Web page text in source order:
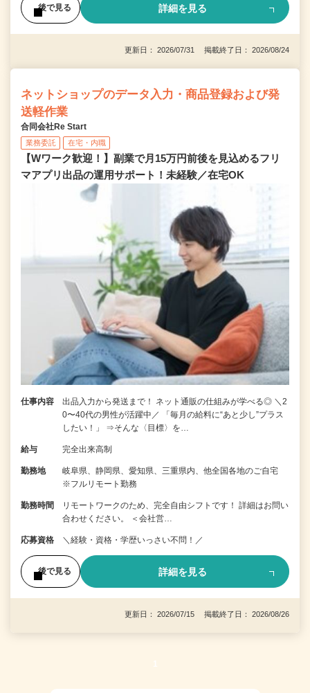
後で見る 詳細を見る
更新日： 2026/07/31 掲載終了日： 2026/08/24
ネットショップのデータ入力・商品登録および発
送軽作業
合同会社Re Start
業務委託 在宅・内職
【Wワーク歓迎！】副業で月15万円前後を見込めるフリ
マアプリ出品の運用サポート！未経験／在宅OK
仕事内容
出品入力から発送まで！ ネット通販の仕組みが学べる◎ ＼2
0〜40代の男性が活躍中／ 「毎月の給料に“あと少し”プラス
したい！」 ⇒そんな〈目標〉を…
給与 完全出来高制
勤務地
岐阜県、静岡県、愛知県、三重県内、他全国各地のご自宅
※フルリモート勤務
勤務時間
リモートワークのため、完全自由シフトです！ 詳細はお問い
合わせください。 ＜会社営…
応募資格 ＼経験・資格・学歴いっさい不問！／
後で見る 詳細を見る
更新日： 2026/07/15 掲載終了日： 2026/08/26
1